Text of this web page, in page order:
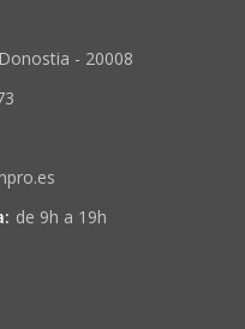
- 20008
de 9h a 19h